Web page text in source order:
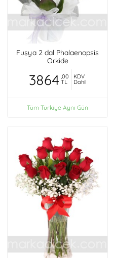
Fuşya 2 dal Phalaenopsis
Orkide
3864 ,00
TL
KDV
Dahil
Tüm Türkiye Aynı Gün